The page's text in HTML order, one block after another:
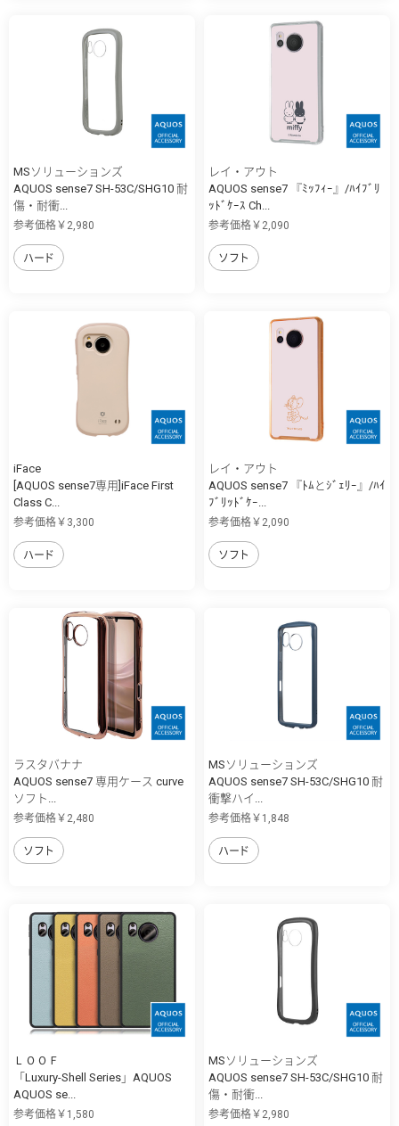
MSソリューションズ
AQUOS sense7 SH-53C/SHG10 耐
傷・耐衝...
参考価格￥2,980
ハード
レイ・アウト
AQUOS sense7 『ﾐｯﾌｨｰ』/ﾊｲﾌﾞﾘ
ｯﾄﾞｹｰｽ Ch...
参考価格￥2,090
ソフト
iFace
[AQUOS sense7専用]iFace First
Class C...
参考価格￥3,300
ハード
レイ・アウト
AQUOS sense7 『ﾄﾑとｼﾞｪﾘｰ』/ﾊｲ
ﾌﾞﾘｯﾄﾞｹｰ...
参考価格￥2,090
ソフト
ラスタバナナ
AQUOS sense7 専用ケース curve
ソフト...
参考価格￥2,480
ソフト
MSソリューションズ
AQUOS sense7 SH-53C/SHG10 耐
衝撃ハイ...
参考価格￥1,848
ハード
ＬＯＯＦ
「Luxury-Shell Series」AQUOS
AQUOS se...
参考価格￥1,580
MSソリューションズ
AQUOS sense7 SH-53C/SHG10 耐
傷・耐衝...
参考価格￥2,980